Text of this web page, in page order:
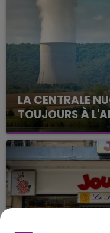
LA CENTRALE
TOUJOURS À
Cela fait déjà une
nucléaire
justifiée par la
présente.